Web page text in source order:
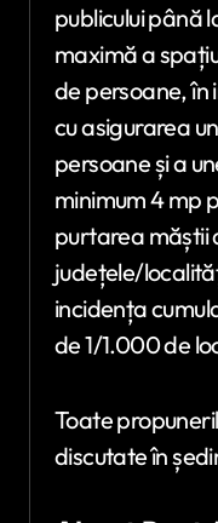
publicului până
maximă a
de persoane,
cu asigurarea
persoane și a
minimum 4 mp
purtarea măștii
județele/
incidența
de 1/1.000 de
Toate
discutate în